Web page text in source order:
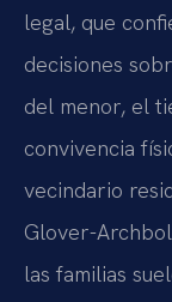
legal, que
decisiones
del menor, el
convivencia
vecindario
Glover-
las familias